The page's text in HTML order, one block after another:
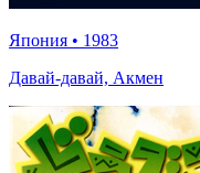
Япония • 1983
Давай-давай, Акмен